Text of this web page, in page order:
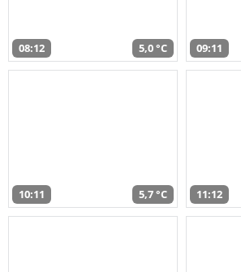
08:12 5,0 °C 09:11
10:11 5,7 °C 11:12